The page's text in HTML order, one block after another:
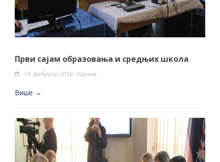
Први сајам образовања и средњих школа
19. фебруар 2016. године
Више →